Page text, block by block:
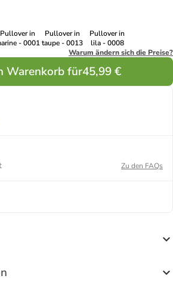
Pullover in
- 0001
Pullover in
taupe - 0013
Pullover in
lila - 0008
Warum ändern sich die Preise?
Warenkorb für45,99 €
Zu den FAQs